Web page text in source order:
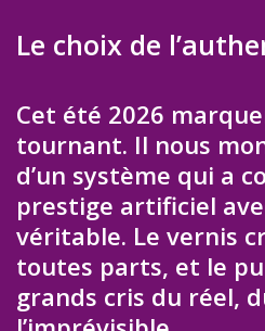
Le choix de
Cet été 2026
tournant. Il nous
d’un système qui a
prestige artificiel
véritable. Le vernis
toutes parts, et le
grands cris du réel,